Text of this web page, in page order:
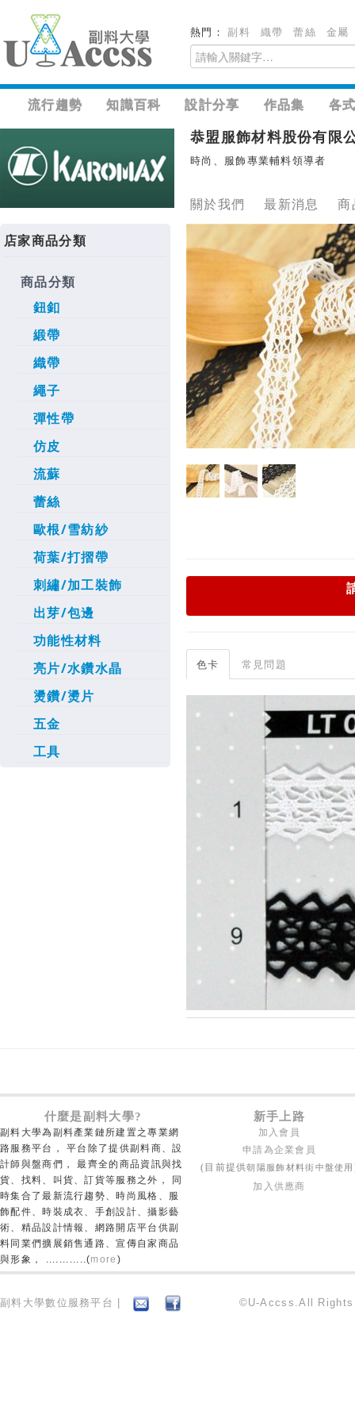
熱門：副料 織帶 蕾絲 金屬
流行趨勢 知識百科 設計分享 作品集 各
恭盟服飾材料股份有限
時尚、服飾專業輔料領導者
關於我們 最新消息 商
店家商品分類
商品分類
鈕釦
緞帶
織帶
繩子
彈性帶
仿皮
流蘇
蕾絲
歐根/雪紡紗
荷葉/打摺帶
刺繡/加工裝飾
出芽/包邊
功能性材料
亮片/水鑽水晶
燙鑽/燙片
五金
工具
色卡 常見問題
什麼是副料大學? 新手上路
副料大學為副料產業鏈所建置之專業網
路服務平台， 平台除了提供副料商、設
計師與盤商們， 最齊全的商品資訊與找
貨、找料、叫貨、訂貨等服務之外， 同
時集合了最新流行趨勢、時尚風格、服
飾配件、時裝成衣、手創設計、攝影藝
術、精品設計情報、網路開店平台供副
料同業們擴展銷售通路、宣傳自家商品
與形象， ............(more )
加入會員
申請為企業會員
(目前提供朝陽服飾材料街中盤使用
加入供應商
副料大學數位服務平台 | ©U-Accss.All Rights